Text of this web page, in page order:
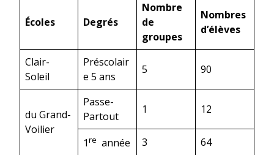
Écoles Degrés
Nombre
de
groupes
Nombres
d’élèves
Clair-
Soleil
Préscolair
e 5 ans
5 90
du Grand-
Voilier
Passe-
Partout
1 12
1re année 3
64